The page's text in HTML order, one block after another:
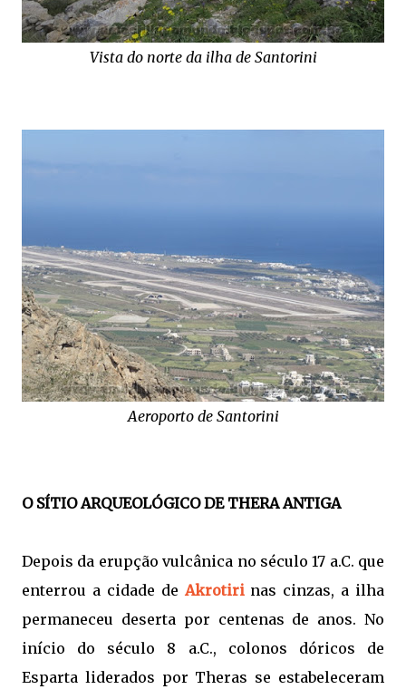
Vista do norte da ilha de Santorini
Aeroporto de Santorini
O SÍTIO ARQUEOLÓGICO DE THERA ANTIGA
Depois da erupção vulcânica no século 17 a.C. que
enterrou a cidade de Akrotirinas cinzas, a ilha
permaneceu deserta por centenas de anos. No
início do século 8 a.C., colonos dóricos de
Esparta liderados por Theras se estabeleceram